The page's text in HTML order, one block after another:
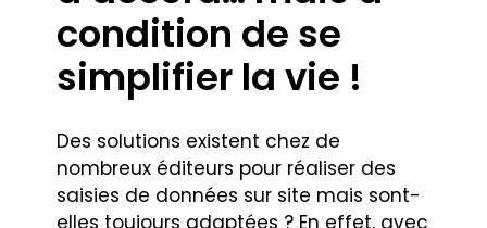
condition de se
simplifier la vie !
Des solutions existent chez de
nombreux éditeurs pour réaliser des
saisies de données sur site mais sont-